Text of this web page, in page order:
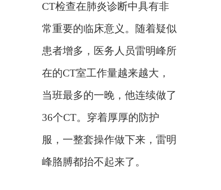
CT检查在肺炎诊断中具有非
常重要的临床意义。随着疑似
患者增多，医务人员雷明峰所
在的CT室工作量越来越大，
当班最多的一晚，他连续做了
36个CT。穿着厚厚的防护
服，一整套操作做下来，雷明
峰胳膊都抬不起来了。